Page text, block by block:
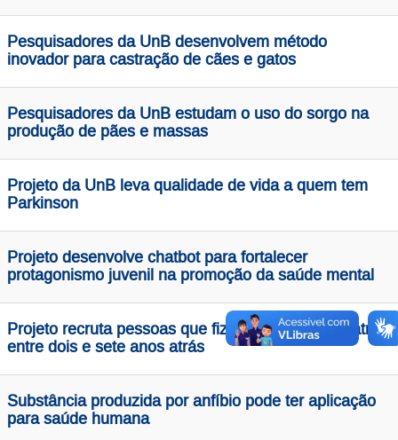
Pesquisadores da UnB desenvolvem método
inovador para castração de cães e gatos
Pesquisadores da UnB estudam o uso do sorgo na
produção de pães e massas
Projeto da UnB leva qualidade de vida a quem tem
Parkinson
Projeto desenvolve chatbot para fortalecer
protagonismo juvenil na promoção da saúde mental
Projeto recruta pessoas que fizeram cirurgia bariátrica
entre dois e sete anos atrás
Substância produzida por anfíbio pode ter aplicação
para saúde humana